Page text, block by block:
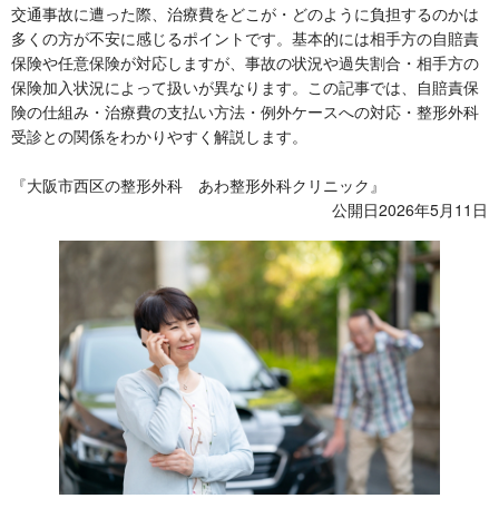
交通事故に遭った際、治療費をどこが・どのように負担するのかは
多くの方が不安に感じるポイントです。基本的には相手方の自賠責
保険や任意保険が対応しますが、事故の状況や過失割合・相手方の
保険加入状況によって扱いが異なります。この記事では、自賠責保
険の仕組み・治療費の支払い方法・例外ケースへの対応・整形外科
受診との関係をわかりやすく解説します。
『大阪市西区の整形外科 あわ整形外科クリニック』
公開日2026年5月11日